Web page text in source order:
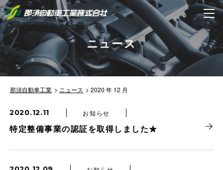
ニュース
那須自動車工業 ニュース 2020 年 12 月
2020.12.11 お知らせ
特定整備事業の認証を取得しました★